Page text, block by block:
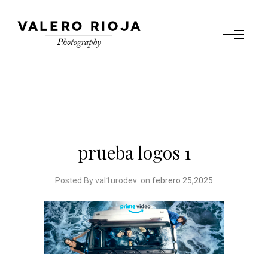
prueba logos 1
Posted By val1urodev on febrero 25,2025